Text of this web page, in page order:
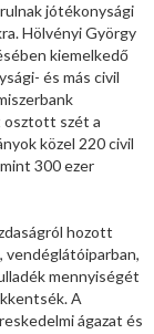
jótékonysági
Hölvényi György
kiemelkedő
és más civil
osztott szét a
közel 220 civil
300 ezer
hozott
vendéglátóiparban,
mennyiségét
A
ágazat és